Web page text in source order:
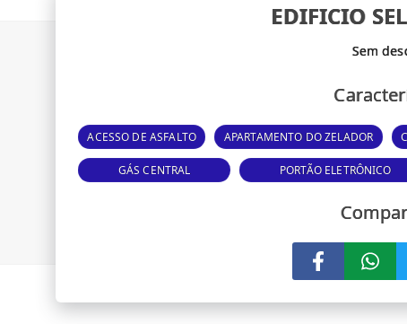
EDIFICIO
ACESSO DE ASFALTO APARTAMENTO DO ZELADOR
GÁS CENTRAL PORTÃO ELETRÔNICO